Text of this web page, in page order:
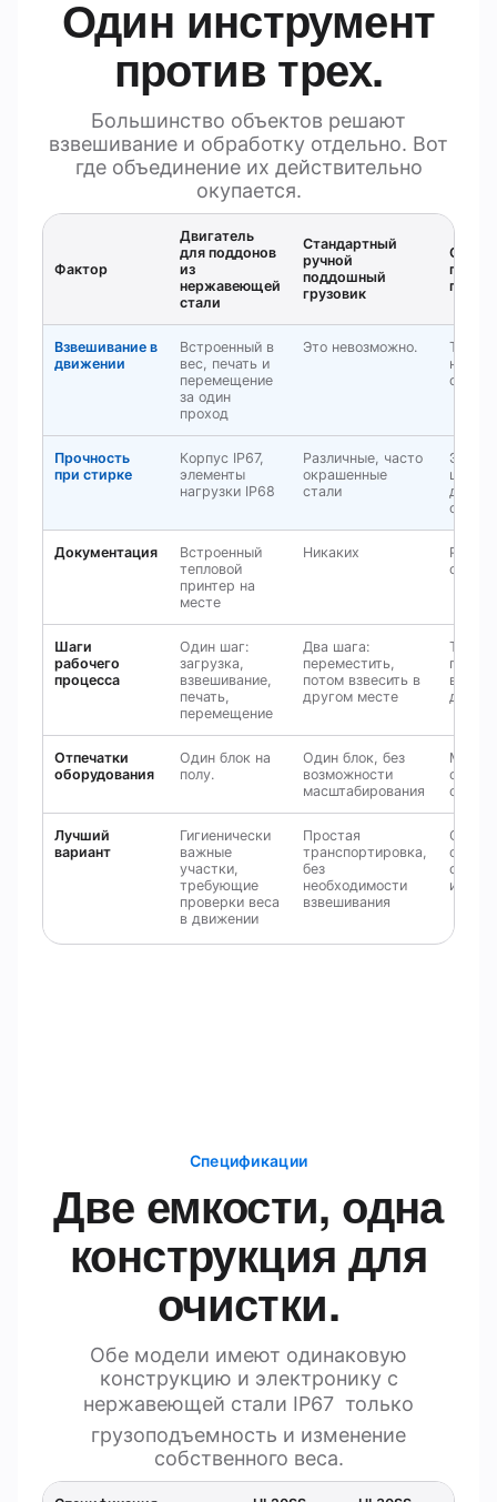
Один инструмент
против трех.
Большинство объектов решают
взвешивание и обработку отдельно. Вот
где объединение их действительно
окупается.
Фактор
Двигатель
для поддонов
из
нержавеющей
стали
Стандартный
ручной
поддошный
грузовик
Взвешивание в
движении
Встроенный в
вес, печать и
перемещение
за один
проход
Это невозможно.
на
Прочность
при стирке
Корпус IP67,
элементы
нагрузки IP68
Различные, часто
окрашенные
стали
шкалы
Документация
Встроенный
тепловой
принтер на
месте
Никаких
Шаги
рабочего
процесса
Один шаг:
загрузка,
взвешивание,
печать,
перемещение
Два шага:
переместить,
потом взвесить в
другом месте
Три
Отпечатки
оборудования
Один блок на
полу.
Один блок, без
возможности
масштабирования
Лучший
вариант
Гигиенически
важные
участки,
требующие
проверки веса
в движении
Простая
транспортировка,
без
необходимости
взвешивания
с
Спецификации
Две емкости, одна
конструкция для
очистки.
Обе модели имеют одинаковую
конструкцию и электронику с
нержавеющей стали IP67  только
грузоподъемность и изменение
собственного веса.